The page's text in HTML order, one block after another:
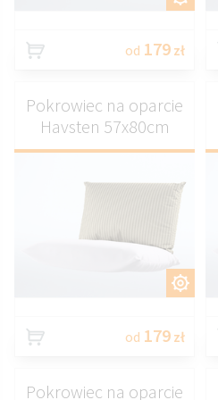
od 179 zł
Pokrowiec na oparcie
Havsten 57x80cm
od 179 zł
Pokrowiec na oparcie